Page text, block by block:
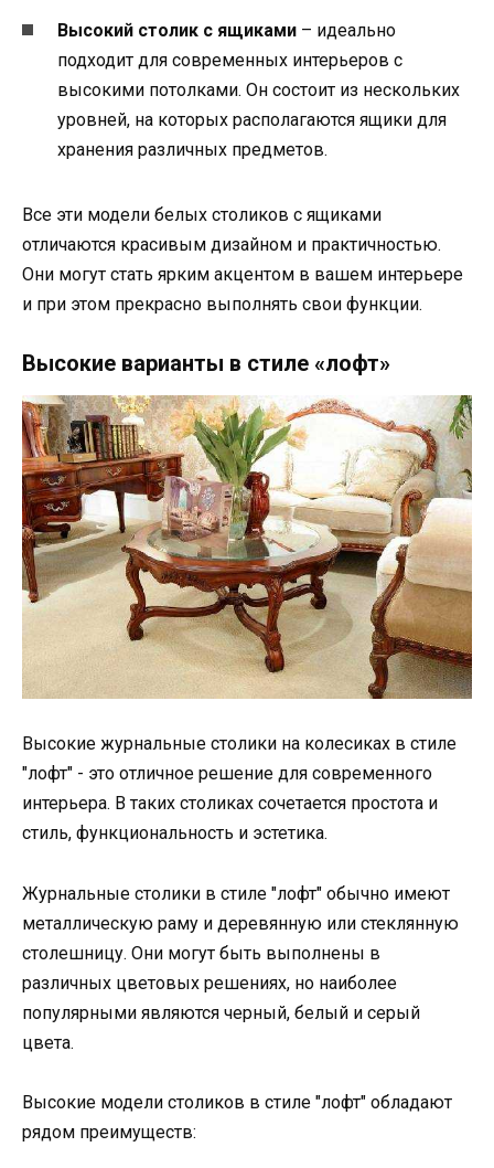
Высокий столик с ящиками – идеально
подходит для современных интерьеров с
высокими потолками. Он состоит из нескольких
уровней, на которых располагаются ящики для
хранения различных предметов.
Все эти модели белых столиков с ящиками
отличаются красивым дизайном и практичностью.
Они могут стать ярким акцентом в вашем интерьере
и при этом прекрасно выполнять свои функции.
Высокие варианты в стиле «лофт»
Высокие журнальные столики на колесиках в стиле
"лофт" - это отличное решение для современного
интерьера. В таких столиках сочетается простота и
стиль, функциональность и эстетика.
Журнальные столики в стиле "лофт" обычно имеют
металлическую раму и деревянную или стеклянную
столешницу. Они могут быть выполнены в
различных цветовых решениях, но наиболее
популярными являются черный, белый и серый
цвета.
Высокие модели столиков в стиле "лофт" обладают
рядом преимуществ: